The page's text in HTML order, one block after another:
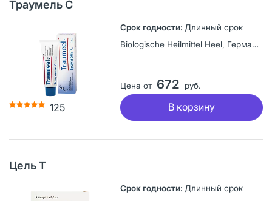
Траумель С
125
Длинный срок
Biologische Heilmittel Heel, Германия
Цена от 672 руб.
В корзину
Цель Т
Длинный срок